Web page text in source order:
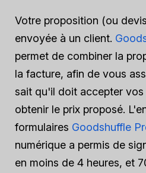
Votre proposition (ou
envoyée à un client.
permet de combiner la
la facture, afin de vous
sait qu'il doit accepter
obtenir le prix proposé.
formulaires Goodshuffle
numérique a permis de
en moins de 4 heures, et